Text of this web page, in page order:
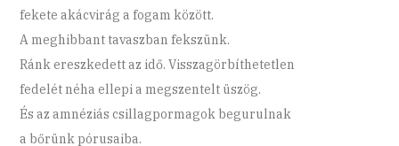
fekete akácvirág a fogam között.
A meghibbant tavaszban fekszünk.
Ránk ereszkedett az idő. Visszagörbíthetetlen
fedelét néha ellepi a megszentelt üszög.
És az amnéziás csillagpormagok begurulnak
a bőrünk pórusaiba.